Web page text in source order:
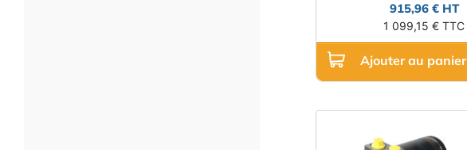
915,96 € HT
1 099,15 € TTC
Ajouter au panier